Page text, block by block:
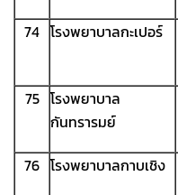
74 โรงพยาบาลกะเปอร์
75 โรงพยาบาล
กันทรารมย์
76 โรงพยาบาลกาบเชิง